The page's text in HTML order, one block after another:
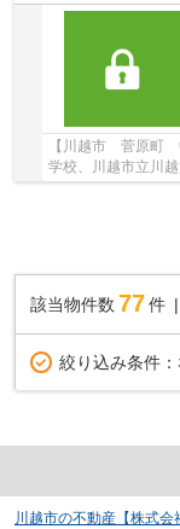
【川越市 菅原町
学校、川越市立川
越線沿線のマンシ
該当物件数 77件
絞り込み条件：
川越市の不動産【株式会